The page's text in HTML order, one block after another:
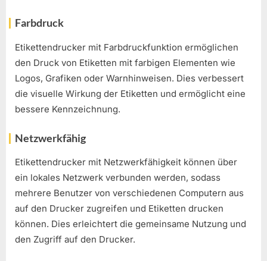
Farbdruck
Etikettendrucker mit Farbdruckfunktion ermöglichen
den Druck von Etiketten mit farbigen Elementen wie
Logos, Grafiken oder Warnhinweisen. Dies verbessert
die visuelle Wirkung der Etiketten und ermöglicht eine
bessere Kennzeichnung.
Netzwerkfähig
Etikettendrucker mit Netzwerkfähigkeit können über
ein lokales Netzwerk verbunden werden, sodass
mehrere Benutzer von verschiedenen Computern aus
auf den Drucker zugreifen und Etiketten drucken
können. Dies erleichtert die gemeinsame Nutzung und
den Zugriff auf den Drucker.